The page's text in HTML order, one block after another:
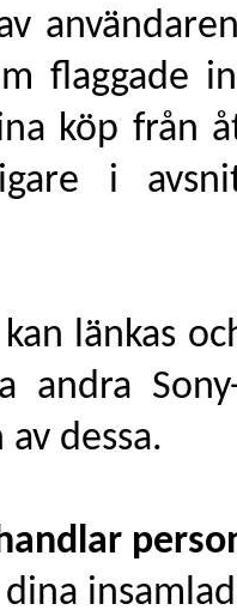
flaggade
köp från
i
länkas
andra
dessa.